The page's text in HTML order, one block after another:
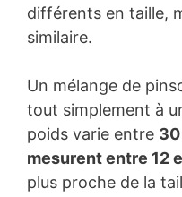
différents en taille,
similaire.
Un mélange de
tout simplement à
poids varie entre
mesurent entre 12
plus proche de la